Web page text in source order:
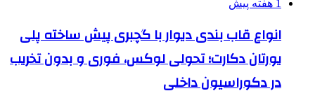
1 هفته پیش
انواع قاب بندی دیوار با گچبری پیش ساخته پلی
یورتان دکارت؛ تحولی لوکس، فوری و بدون تخریب
در دکوراسیون داخلی